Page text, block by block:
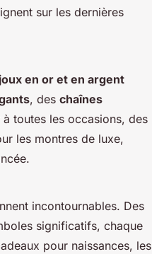
sur les dernières
en or et en argent
, des chaînes
toutes les occasions, des
les montres de luxe,
incontournables. Des
significatifs, chaque
pour naissances, les